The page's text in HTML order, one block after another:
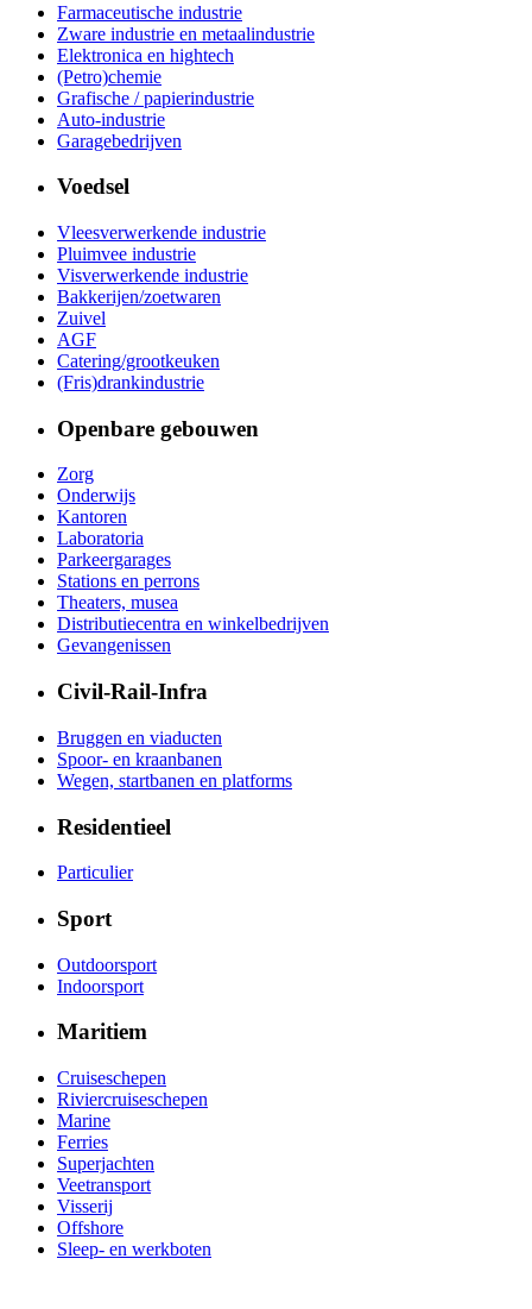
Farmaceutische industrie
Zware industrie en metaalindustrie
Elektronica en hightech
(Petro)chemie
Grafische / papierindustrie
Auto-industrie
Garagebedrijven
Voedsel
Vleesverwerkende industrie
Pluimvee industrie
Visverwerkende industrie
Bakkerijen/zoetwaren
Zuivel
AGF
Catering/grootkeuken
(Fris)drankindustrie
Openbare gebouwen
Zorg
Onderwijs
Kantoren
Laboratoria
Parkeergarages
Stations en perrons
Theaters, musea
Distributiecentra en winkelbedrijven
Gevangenissen
Civil-Rail-Infra
Bruggen en viaducten
Spoor- en kraanbanen
Wegen, startbanen en platforms
Residentieel
Particulier
Sport
Outdoorsport
Indoorsport
Maritiem
Cruiseschepen
Riviercruiseschepen
Marine
Ferries
Superjachten
Veetransport
Visserij
Offshore
Sleep- en werkboten